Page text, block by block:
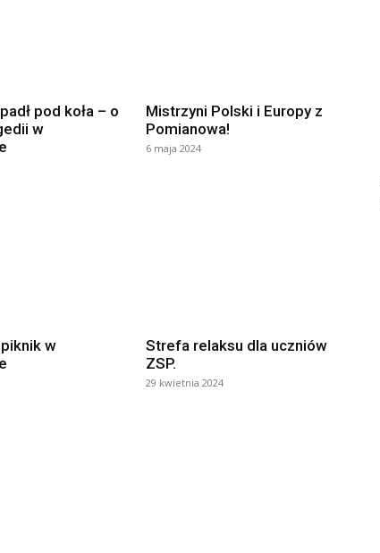
pod koła – o
w
Mistrzyni Polski i Europy z
Pomianowa!
6 maja 2024
w
Strefa relaksu dla uczniów
ZSP.
29 kwietnia 2024